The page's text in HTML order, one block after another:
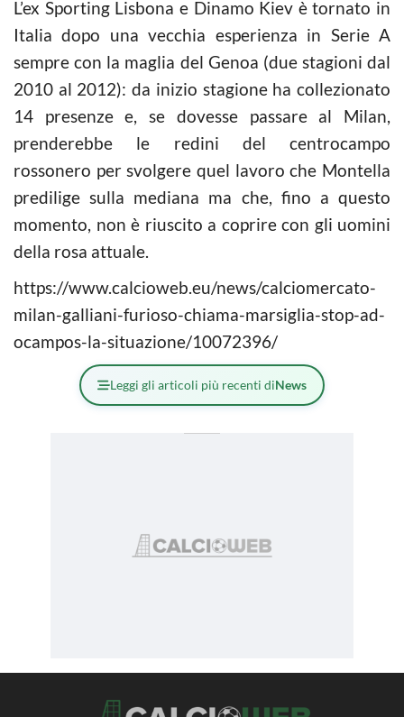
L’ex Sporting Lisbona e Dinamo Kiev è tornato in
Italia dopo una vecchia esperienza in Serie A
sempre con la maglia del Genoa (due stagioni dal
2010 al 2012): da inizio stagione ha collezionato
14 presenze e, se dovesse passare al Milan,
prenderebbe le redini del centrocampo
rossonero per svolgere quel lavoro che Montella
predilige sulla mediana ma che, fino a questo
momento, non è riuscito a coprire con gli uomini
della rosa attuale.
https://www.calcioweb.eu/news/calciomercato-
milan-galliani-furioso-chiama-marsiglia-stop-ad-
ocampos-la-situazione/10072396/
Leggi gli articoli più recenti diNews